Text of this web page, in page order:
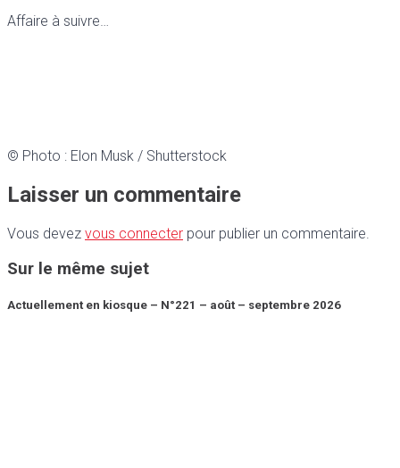
Affaire à suivre…
© Photo : Elon Musk / Shutterstock
Laisser un commentaire
Vous devez vous connecter pour publier un commentaire.
Sur le même sujet
Actuellement en kiosque – N°221 – août – septembre 2026